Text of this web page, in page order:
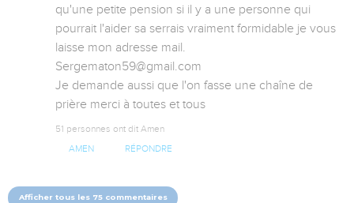
qu'une petite pension si il y a une personne qui
pourrait l'aider sa serrais vraiment formidable je vous
laisse mon adresse mail.
Sergematon59@gmail.com
Je demande aussi que l'on fasse une chaîne de
prière merci à toutes et tous
51 personnes ont dit Amen
AMEN RÉPONDRE
Afficher tous les 75 commentaires